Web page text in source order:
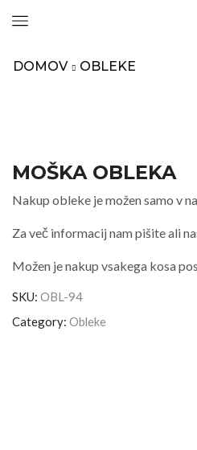
DOMOV OBLEKE
MOŠKA OBLEKA
Nakup obleke je možen samo v
Za več informacij nam pišite ali
Možen je nakup vsakega kosa
SKU: OBL-94
Category: Obleke